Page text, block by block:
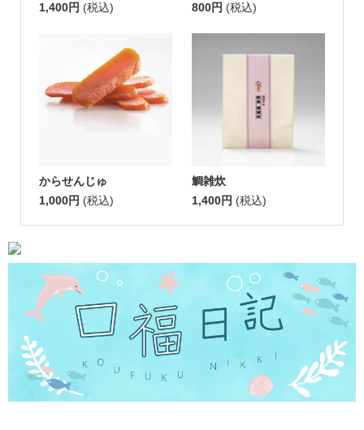
1,400円 (税込)
800円 (税込)
からせんじゅ
1,000円 (税込)
鯛雑炊
1,400円 (税込)